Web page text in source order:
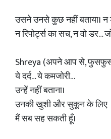
उसने उनसे कुछ नहीं बताया। न
न रिपोर्ट्स का सच, न वो डर…
Shreya (अपने आप से,
ये दर्द… ये कमजोरी…
उन्हें नहीं बताना।
उनकी खुशी और सुकून के लिए
मैं सब सह सकती हूँ।